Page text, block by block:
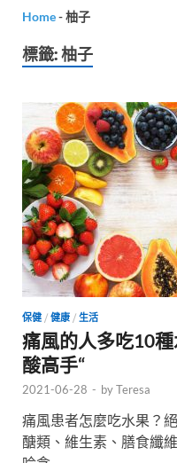
Home-柚子
標籤:柚子
保健 / 健康 / 生活
痛風的人多吃10
酸高手“
2021-06-28 - byTeresa
痛風患者怎麼吃水果？
醣類、維生素、膳食纖